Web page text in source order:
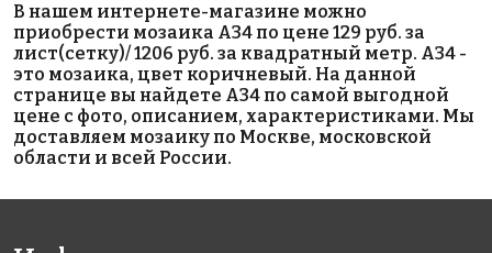
Rose G 56
327x327
Rose A 20(2+)
327x327
Rose C 96
327x327
4767 руб./м²
В нашем интернете-магазине можно
приобрести мозаика A34 по цене 129 руб. за
лист(сетку)/ 1206 руб. за квадратный метр. A34 -
это мозаика, цвет коричневый. На данной
странице вы найдете A34 по самой выгодной
цене с фото, описанием, характеристиками. Мы
доставляем мозаику по Москве, московской
области и всей России.